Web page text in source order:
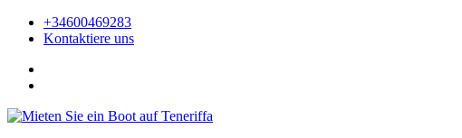
+34600469283
Kontaktiere uns